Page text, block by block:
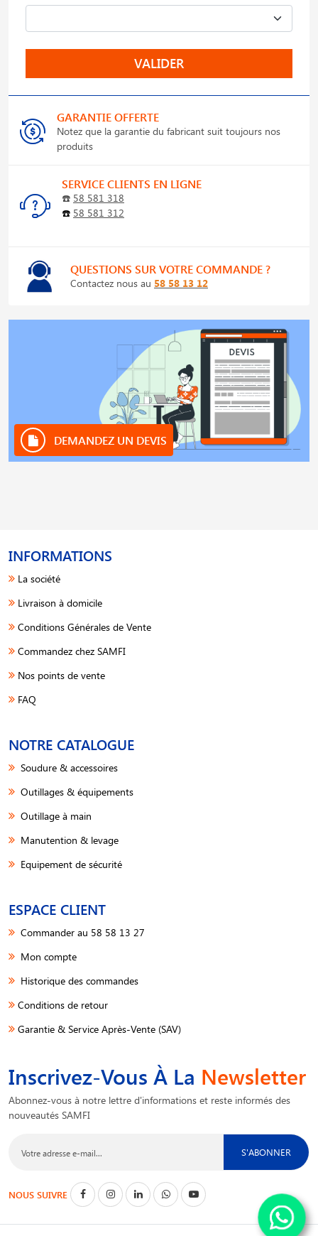
VALIDER
GARANTIE OFFERTE
Notez que la garantie du fabricant suit toujours nos
produits
SERVICE CLIENTS EN LIGNE
☎️ 58 581 318
☎️ 58 581 312
QUESTIONS SUR VOTRE COMMANDE ?
Contactez nous au 58 58 13 12
DEMANDEZ UN DEVIS
INFORMATIONS
La société
Livraison à domicile
Conditions Générales de Vente
Commandez chez SAMFI
Nos points de vente
FAQ
NOTRE CATALOGUE
Soudure & accessoires
Outillages & équipements
Outillage à main
Manutention & levage
Equipement de sécurité
ESPACE CLIENT
Commander au 58 58 13 27
Mon compte
Historique des commandes
Conditions de retour
Garantie & Service Après-Vente (SAV)
Inscrivez-Vous À La Newsletter
Abonnez-vous à notre lettre d'informations et reste informés des
nouveautés SAMFI
S'ABONNER
NOUS SUIVRE